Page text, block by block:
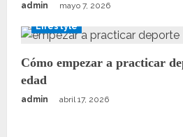
admin mayo 7, 2026
Lifestyle
Cómo empezar a practicar
edad
admin abril 17, 2026